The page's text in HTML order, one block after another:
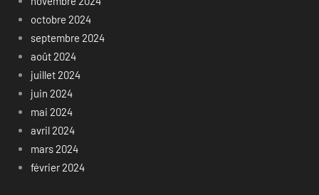
octobre 2024
septembre 2024
août 2024
juillet 2024
juin 2024
mai 2024
avril 2024
mars 2024
février 2024